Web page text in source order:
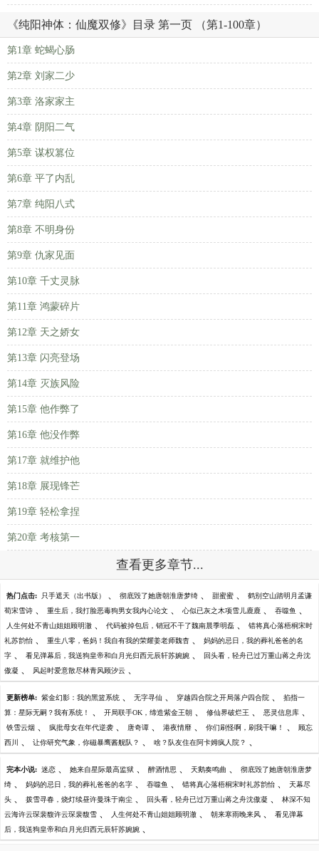
《纯阳神体：仙魔双修》目录 第一页 （第1-100章）
第1章 蛇蝎心肠
第2章 刘家二少
第3章 洛家家主
第4章 阴阳二气
第5章 谋权篡位
第6章 平了内乱
第7章 纯阳八式
第8章 不明身份
第9章 仇家见面
第10章 千丈灵脉
第11章 鸿蒙碎片
第12章 天之娇女
第13章 闪亮登场
第14章 灭族风险
第15章 他作弊了
第16章 他没作弊
第17章 就维护他
第18章 展现锋芒
第19章 轻松拿捏
第20章 考核第一
查看更多章节...
热门点击: 只手遮天（出书版） 、 彻底毁了她唐朝淮唐梦绮 、 甜蜜蜜 、 鹤别空山踏明月孟谦
荀宋雪诗 、 重生后，我打脸恶毒狗男女我内心论文 、 心似已灰之木项雪儿鹿鹿 、 吞噬鱼 、
人生何处不青山姐姐顾明澈 、 代码被掉包后，销冠不干了魏南晨季明磊 、 错将真心落梧桐宋时
礼苏韵怡 、 重生八零，爸妈！我自有我的荣耀姜老师魏杳 、 妈妈的忌日，我的葬礼爸爸的名
字 、 看见弹幕后，我送狗皇帝和白月光归西元辰轩苏婉婉 、 回头看，轻舟已过万重山蒋之舟沈
傲凝 、 风起时爱意散尽林青风顾汐云 、
更新榜单: 紫金幻影：我的黑篮系统 、 无字寻仙 、 穿越四合院之开局落户四合院 、 掐指一
算：星际无嗣？我有系统！ 、 开局联手OK，缔造紫金王朝 、 修仙界破烂王 、 恶灵信息库 、
铁雪云烟 、 疯批母女在年代逆袭 、 唐奇谭 、 港夜情靡 、 你们刷怪啊，刷我干嘛！ 、 顾忘
西川 、 让你研究气象，你磁暴鹰酱舰队？ 、 啥？队友住在阿卡姆疯人院？ 、
完本小说: 迷恋 、 她来自星际最高监狱 、 醉酒情思 、 天鹅奏鸣曲 、 彻底毁了她唐朝淮唐梦
绮 、 妈妈的忌日，我的葬礼爸爸的名字 、 吞噬鱼 、 错将真心落梧桐宋时礼苏韵怡 、 天幕尽
头 、 拨雪寻春，烧灯续昼许曼珠于南尘 、 回头看，轻舟已过万重山蒋之舟沈傲凝 、 林深不知
云海许云琛裴馥许云琛裴馥雪 、 人生何处不青山姐姐顾明澈 、 朝来寒雨晚来风 、 看见弹幕
后，我送狗皇帝和白月光归西元辰轩苏婉婉 、